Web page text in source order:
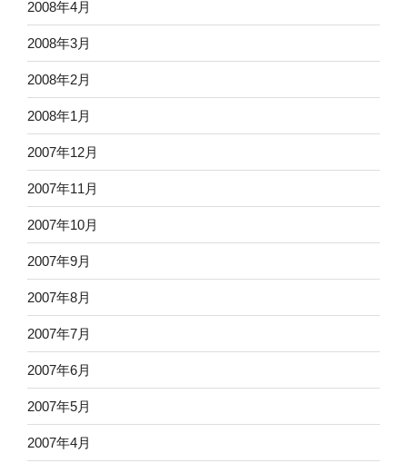
2008年4月
2008年3月
2008年2月
2008年1月
2007年12月
2007年11月
2007年10月
2007年9月
2007年8月
2007年7月
2007年6月
2007年5月
2007年4月